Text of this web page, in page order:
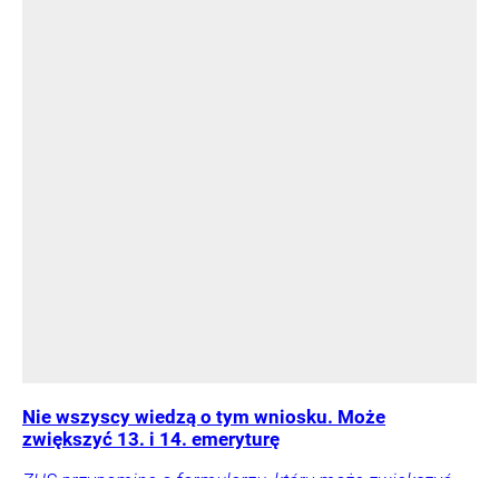
Nie wszyscy wiedzą o tym wniosku. Może
zwiększyć 13. i 14. emeryturę